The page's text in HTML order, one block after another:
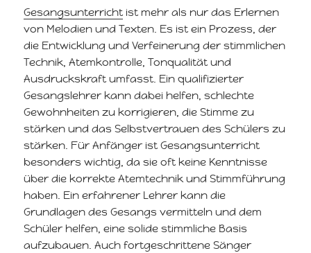
Gesangsunterricht ist mehr als nur das Erlernen
von Melodien und Texten. Es ist ein Prozess, der
die Entwicklung und Verfeinerung der stimmlichen
Technik, Atemkontrolle, Tonqualität und
Ausdruckskraft umfasst. Ein qualifizierter
Gesangslehrer kann dabei helfen, schlechte
Gewohnheiten zu korrigieren, die Stimme zu
stärken und das Selbstvertrauen des Schülers zu
stärken. Für Anfänger ist Gesangsunterricht
besonders wichtig, da sie oft keine Kenntnisse
über die korrekte Atemtechnik und Stimmführung
haben. Ein erfahrener Lehrer kann die
Grundlagen des Gesangs vermitteln und dem
Schüler helfen, eine solide stimmliche Basis
aufzubauen. Auch fortgeschrittene Sänger